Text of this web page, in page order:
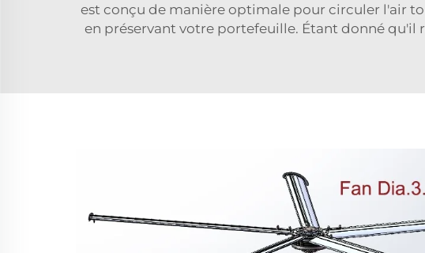
est conçu de manière optimale pour circuler l'air
en préservant votre portefeuille. Étant donné qu'il